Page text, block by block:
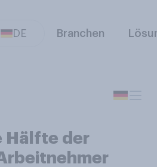
DE Branchen
Hälfte der